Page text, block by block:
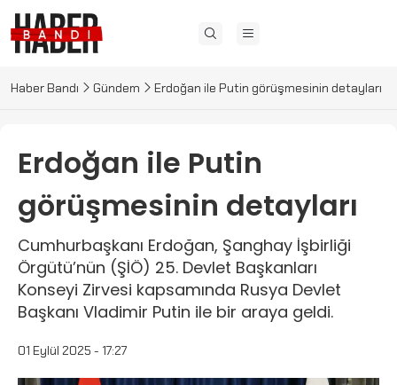
Haber Bandı Gündem Erdoğan ile Putin görüşmesinin detayları
Erdoğan ile Putin
görüşmesinin detayları
Cumhurbaşkanı Erdoğan, Şanghay İşbirliği
Örgütü’nün (ŞİÖ) 25. Devlet Başkanları
Konseyi Zirvesi kapsamında Rusya Devlet
Başkanı Vladimir Putin ile bir araya geldi.
01 Eylül 2025 - 17:27